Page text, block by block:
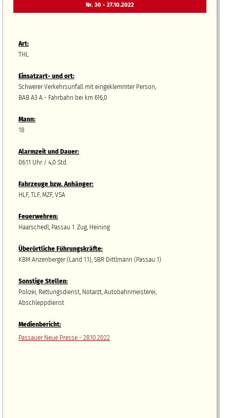
Nr. 30 - 27.10.2022
Art:
THL
Einsatzart- und ort:
Schwerer Verkehrsunfall mit eingeklemmter Person,
BAB A3 A - Fahrbahn bei km 616,0
Mann:
18
Alarmzeit und Dauer:
06:11 Uhr / 4,0 Std.
Fahrzeuge bzw.Anhänger:
HLF, TLF, MZF, VSA
Feuerwehren:
Haarschedl, Passau 1. Zug, Heining
Überörtliche Führungskräfte:
KBM Anzenberger (Land 1.1), SBR Dittlmann (Passau 1)
Sonstige Stellen:
Polizei, Rettungsdienst, Notarzt, Autobahnmeisterei,
Abschleppdienst
Medienbericht:
Passauer Neue Presse - 28.10.2022